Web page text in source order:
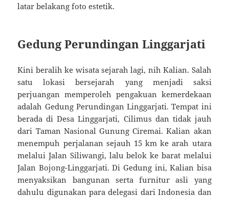
latar belakang foto estetik.
Gedung Perundingan Linggarjati
Kini beralih ke wisata sejarah lagi, nih Kalian. Salah
satu lokasi bersejarah yang menjadi saksi
perjuangan memperoleh pengakuan kemerdekaan
adalah Gedung Perundingan Linggarjati. Tempat ini
berada di Desa Linggarjati, Cilimus dan tidak jauh
dari Taman Nasional Gunung Ciremai. Kalian akan
menempuh perjalanan sejauh 15 km ke arah utara
melalui Jalan Siliwangi, lalu belok ke barat melalui
Jalan Bojong-Linggarjati. Di Gedung ini, Kalian bisa
menyaksikan bangunan serta furnitur asli yang
dahulu digunakan para delegasi dari Indonesia dan